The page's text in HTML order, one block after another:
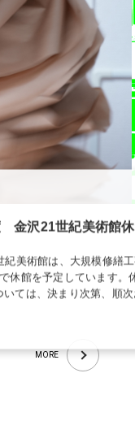
MORE
金沢21世紀美術館
紀美術館は、大規模修繕
休館を予定しています。
いては、決まり次第、順次